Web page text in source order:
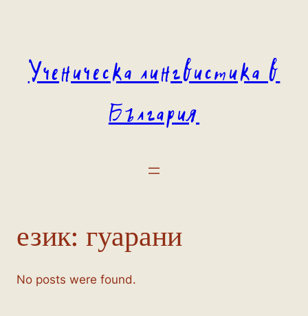
Ученическа лингвистика в
България
език: гуарани
No posts were found.